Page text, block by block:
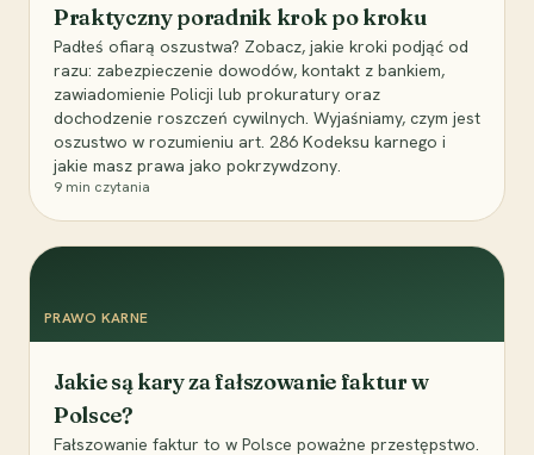
Praktyczny poradnik krok po kroku
Padłeś ofiarą oszustwa? Zobacz, jakie kroki podjąć od
razu: zabezpieczenie dowodów, kontakt z bankiem,
zawiadomienie Policji lub prokuratury oraz
dochodzenie roszczeń cywilnych. Wyjaśniamy, czym jest
oszustwo w rozumieniu art. 286 Kodeksu karnego i
jakie masz prawa jako pokrzywdzony.
9 min czytania
PRAWO KARNE
Jakie są kary za fałszowanie faktur w
Polsce?
Fałszowanie faktur to w Polsce poważne przestępstwo.